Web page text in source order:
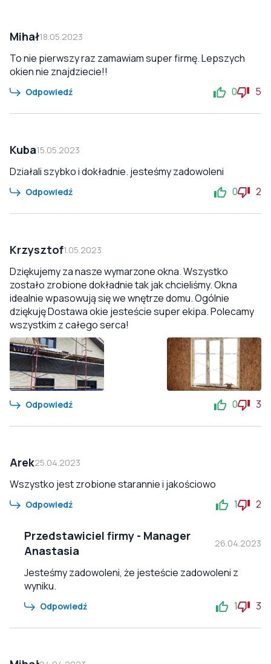
Mihał18.05.2023
To nie pierwszy raz zamawiam super firmę. Lepszych
okien nie znajdziecie!!
Odpowiedź 0 5
Kuba15.05.2023
Działali szybko i dokładnie. jesteśmy zadowoleni
Odpowiedź 0 2
Krzysztof1.05.2023
Dziękujemy za nasze wymarzone okna. Wszystko
zostało zrobione dokładnie tak jak chcieliśmy. Okna
idealnie wpasowują się we wnętrze domu. Ogólnie
dziękuję Dostawa okie jesteście super ekipa. Polecamy
wszystkim z całego serca!
Odpowiedź 0 3
Arek25.04.2023
Wszystko jest zrobione starannie i jakościowo
Odpowiedź 1 2
Przedstawiciel firmy - Manager
Anastasia
26.04.2023
Jesteśmy zadowoleni, że jesteście zadowoleni z
wyniku.
Odpowiedź 1 3